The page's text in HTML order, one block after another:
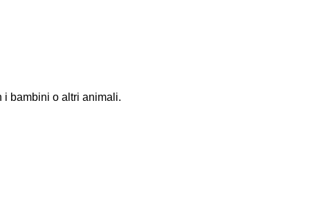
i bambini o altri animali.